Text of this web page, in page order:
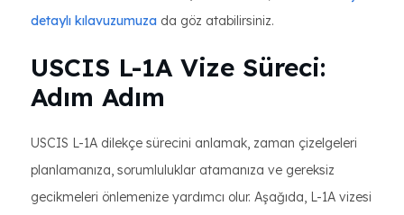
detaylı kılavuzumuza da göz atabilirsiniz.
USCIS L-1A Vize Süreci:
Adım Adım
USCIS L-1A dilekçe sürecini anlamak, zaman çizelgeleri
planlamanıza, sorumluluklar atamanıza ve gereksiz
gecikmeleri önlemenize yardımcı olur. Aşağıda, L-1A vizesi